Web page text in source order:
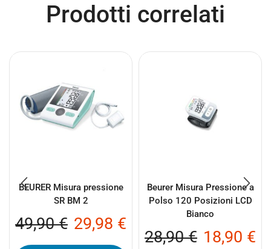
Prodotti correlati
BEURER Misura pressione
SR BM 2
49,90€ 29,98 €
Beurer Misura Pressione a
Polso 120 Posizioni LCD
Bianco
28,90€ 18,90 €